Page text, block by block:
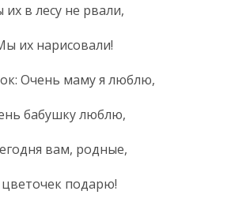
в лесу не рвали,
их нарисовали!
Очень маму я люблю,
бабушку люблю,
вам, родные,
подарю!